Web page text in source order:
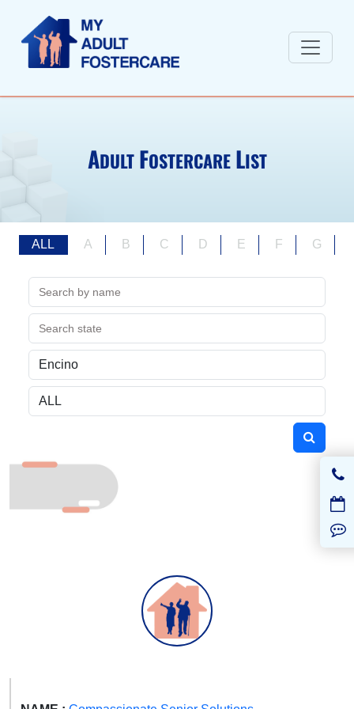
ADULT FOSTERCARE LIST
ALL A B C D E F G